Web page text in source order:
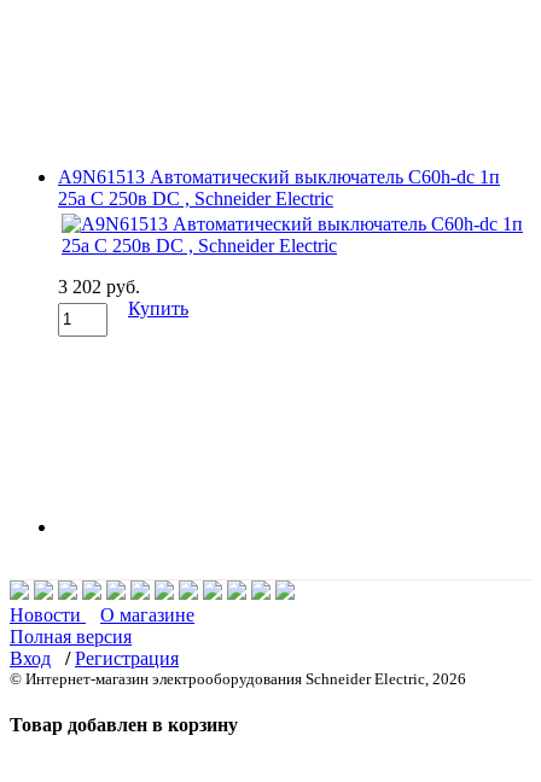
A9N61513 Автоматический выключатель C60h-dc 1п
25а C 250в DC , Schneider Electric
3 202 руб.
Купить
Новости
О магазине
Полная версия
Вход
/ Регистрация
© Интернет-магазин электрооборудования Schneider Electric, 2026
Товар добавлен в корзину